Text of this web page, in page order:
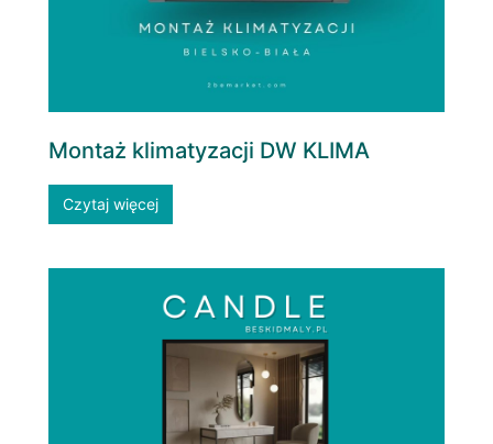
Montaż klimatyzacji DW KLIMA
Czytaj więcej